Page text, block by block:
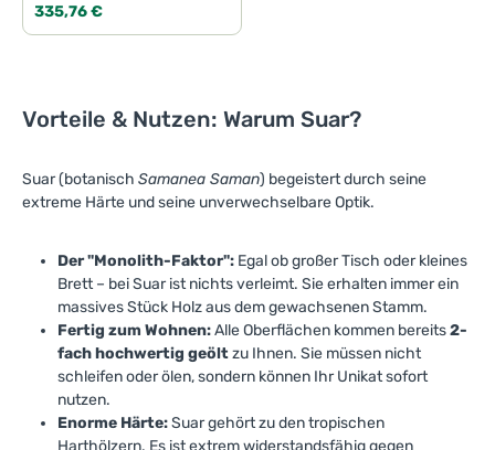
Regulärer Preis:
335,76 €
Vorteile & Nutzen: Warum Suar?
Suar (botanisch Samanea Saman) begeistert durch seine
extreme Härte und seine unverwechselbare Optik.
Der "Monolith-Faktor": Egal ob großer Tisch oder kleines
Brett – bei Suar ist nichts verleimt. Sie erhalten immer ein
massives Stück Holz aus dem gewachsenen Stamm.
Fertig zum Wohnen:Alle Oberflächen kommen bereits2-
fach hochwertig geöltzu Ihnen. Sie müssen nicht
schleifen oder ölen, sondern können Ihr Unikat sofort
nutzen.
Enorme Härte:Suar gehört zu den tropischen